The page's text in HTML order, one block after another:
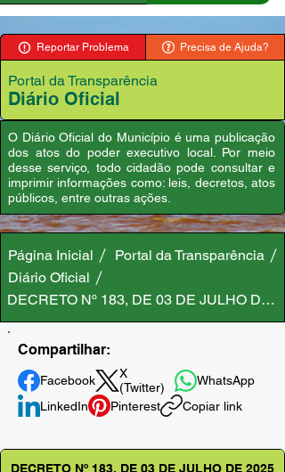
Reportar Problema Precisa de Ajuda?
Portal da Transparência
Diário Oficial
O Diário Oficial do Município é uma publicação
dos atos do poder executivo local. Por meio
desse serviço, todo cidadão pode consultar e
imprimir informações como: leis, decretos, atos
públicos, entre outras ações.
Página Inicial
Portal da Transparência
Diário Oficial
DECRETO Nº 183, DE 03 DE JULHO DE
Compartilhar:
Facebook
X
(Twitter)
WhatsApp
LinkedIn
Pinterest Copiar link
DECRETO Nº 183, DE 03 DE JULHO DE 2025